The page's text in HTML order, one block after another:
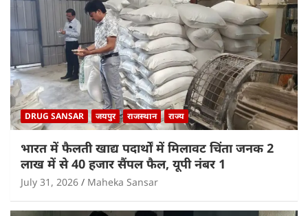
DRUG SANSAR जयपुर राजस्थान राज्य
भारत में फैलती खाद्य पदार्थों में मिलावट चिंता जनक 2
लाख में से 40 हजार सैंपल फैल, यूपी नंबर 1
July 31, 2026 Maheka Sansar